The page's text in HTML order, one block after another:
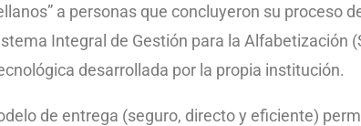
a personas que concluyeron su proceso
Integral de Gestión para la Alfabetización
desarrollada por la propia institución.
de entrega (seguro, directo y eficiente)